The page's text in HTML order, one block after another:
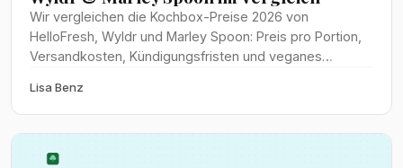
Wir vergleichen die Kochbox-Preise 2026 von
HelloFresh, Wyldr und Marley Spoon: Preis pro Portion,
Versandkosten, Kündigungsfristen und veganes
Lisa Benz